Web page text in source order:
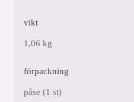
vikt
1,06 kg
förpackning
påse (1 st)